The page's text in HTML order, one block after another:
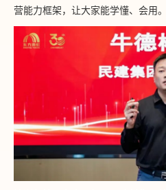
营能力框架，让大家能学懂、会用。